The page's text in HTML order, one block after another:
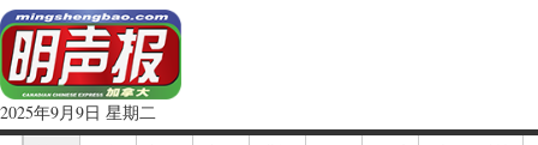
2025年9月9日 星期二